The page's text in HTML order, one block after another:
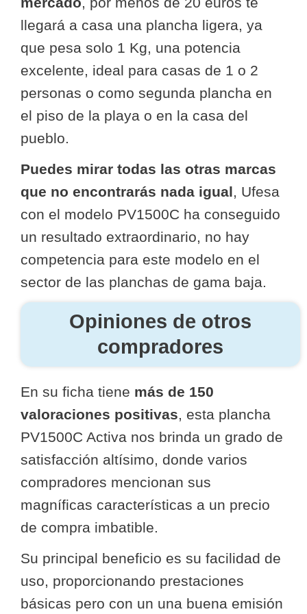
llegará a casa una plancha ligera, ya
que pesa solo 1 Kg, una potencia
excelente, ideal para casas de 1 o 2
personas o como segunda plancha en
el piso de la playa o en la casa del
pueblo.
Puedes mirar todas las otras marcas
que no encontrarás nada igual, Ufesa
con el modelo PV1500C ha conseguido
un resultado extraordinario, no hay
competencia para este modelo en el
sector de las planchas de gama baja.
Opiniones de otros
compradores
En su ficha tiene más de 150
valoraciones positivas, esta plancha
PV1500C Activa nos brinda un grado de
satisfacción altísimo, donde varios
compradores mencionan sus
magníficas características a un precio
de compra imbatible.
Su principal beneficio es su facilidad de
uso, proporcionando prestaciones
básicas pero con un una buena emisión